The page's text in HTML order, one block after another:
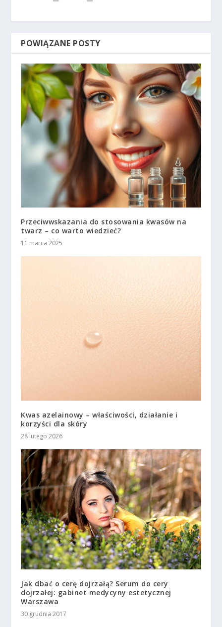
POWIĄZANE POSTY
Przeciwwskazania do stosowania kwasów na
twarz – co warto wiedzieć?
11 marca 2025
Kwas azelainowy – właściwości, działanie i
korzyści dla skóry
28 lutego 2026
Jak dbać o cerę dojrzałą? Serum do cery
dojrzałej: gabinet medycyny estetycznej
Warszawa
30 grudnia 2017